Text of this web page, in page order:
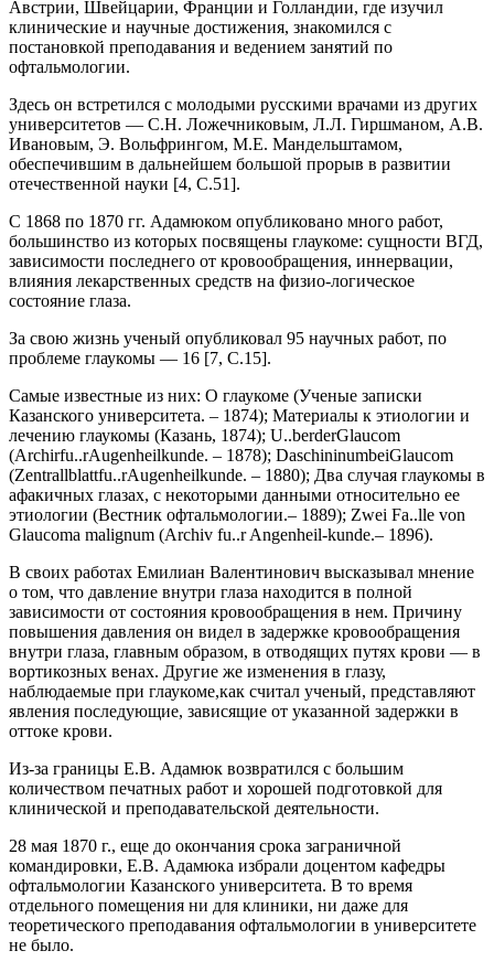
Австрии, Швейцарии, Франции и Голландии, где изучил
клинические и научные достижения, знакомился с
постановкой преподавания и ведением занятий по
офтальмологии.
Здесь он встретился с молодыми русскими врачами из других
университетов — С.Н. Ложечниковым, Л.Л. Гиршманом, А.В.
Ивановым, Э. Вольфрингом, М.Е. Мандельштамом,
обеспечившим в дальнейшем большой прорыв в развитии
отечественной науки [4, C.51].
С 1868 по 1870 гг. Адамюком опубликовано много работ,
большинство из которых посвящены глаукоме: сущности ВГД,
зависимости последнего от кровообращения, иннервации,
влияния лекарственных средств на физио-логическое
состояние глаза.
За свою жизнь ученый опубликовал 95 научных работ, по
проблеме глаукомы — 16 [7, C.15].
Самые известные из них: О глаукоме (Ученые записки
Казанского университета. – 1874); Материалы к этиологии и
лечению глаукомы (Казань, 1874); U..berderGlaucom
(Archirfu..rAugenheilkunde. – 1878); DaschininumbeiGlaucom
(Zentrallblattfu..rAugenheilkunde. – 1880); Два случая глаукомы в
афакичных глазах, с некоторыми данными относительно ее
этиологии (Вестник офтальмологии.– 1889); Zwei Fa..lle von
Glaucoma malignum (Archiv fu..r Angenheil-kunde.– 1896).
В своих работах Емилиан Валентинович высказывал мнение
о том, что давление внутри глаза находится в полной
зависимости от состояния кровообращения в нем. Причину
повышения давления он видел в задержке кровообращения
внутри глаза, главным образом, в отводящих путях крови — в
вортикозных венах. Другие же изменения в глазу,
наблюдаемые при глаукоме,как считал ученый, представляют
явления последующие, зависящие от указанной задержки в
оттоке крови.
Из-за границы Е.В. Адамюк возвратился с большим
количеством печатных работ и хорошей подготовкой для
клинической и преподавательской деятельности.
28 мая 1870 г., еще до окончания срока заграничной
командировки, Е.В. Адамюка избрали доцентом кафедры
офтальмологии Казанского университета. В то время
отдельного помещения ни для клиники, ни даже для
теоретического преподавания офтальмологии в университете
не было.